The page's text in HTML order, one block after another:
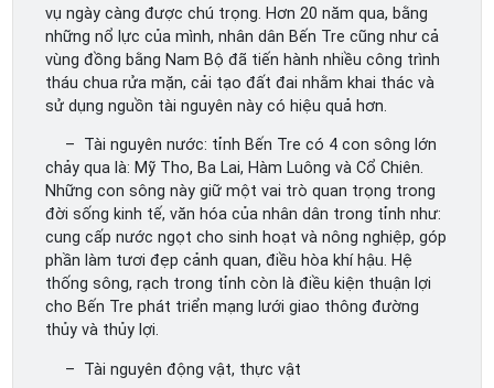
vụ ngày càng được chú trọng. Hơn 20 năm qua, bằng
những nổ lực của mình, nhân dân Bến Tre cũng như cả
vùng đồng bằng Nam Bộ đã tiến hành nhiều công trình
tháu chua rửa mặn, cải tạo đất đai nhằm khai thác và
sử dụng nguồn tài nguyên này có hiệu quả hơn.
– Tài nguyên nước: tỉnh Bến Tre có 4 con sông lớn
chảy qua là: Mỹ Tho, Ba Lai, Hàm Luông và Cổ Chiên.
Những con sông này giữ một vai trò quan trọng trong
đời sống kinh tế, văn hóa của nhân dân trong tỉnh như:
cung cấp nước ngọt cho sinh hoạt và nông nghiệp, góp
phần làm tươi đẹp cảnh quan, điều hòa khí hậu. Hệ
thống sông, rạch trong tỉnh còn là điều kiện thuận lợi
cho Bến Tre phát triển mạng lưới giao thông đường
thủy và thủy lợi.
– Tài nguyên động vật, thực vật